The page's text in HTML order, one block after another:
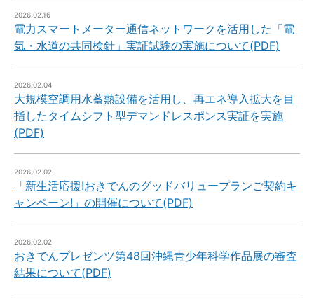
2026.02.16
電力スマートメーター通信ネットワークを活用した「電
気・水道の共同検針」実証試験の実施について(PDF)
2026.02.04
大規模空調用水蓄熱設備を活用し、再エネ導入拡大を目
指したタイムシフト型デマンドレスポンス実証を実施
(PDF)
2026.02.02
「新生活応援!おきでんのグッドバリュープランご契約キ
ャンペーン!」の開催について(PDF)
2026.02.02
おきでんプレゼンツ第48回沖縄青少年科学作品展の審査
結果について(PDF)